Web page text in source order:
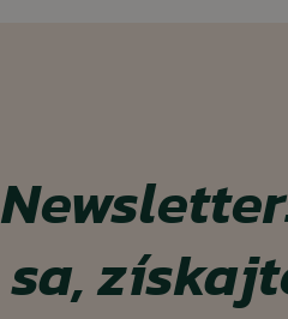
sa,